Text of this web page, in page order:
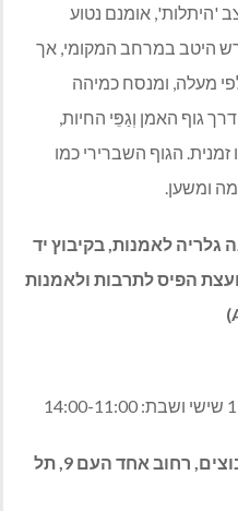
'היתלות', אומנם נטוע
היטב במרחב המקומי, אך
מעלה, ומנסח כמיהה
גוף האמן וְגַפֵּי החיות,
הגוף השברירי כמו
ומשען.
לאמנות, בקיבוץ יד
הפיס לתרבות ולאמנות
גלריה אחד העם 9, סמינר הקיבוצים, רחוב אחד העם 9, תל